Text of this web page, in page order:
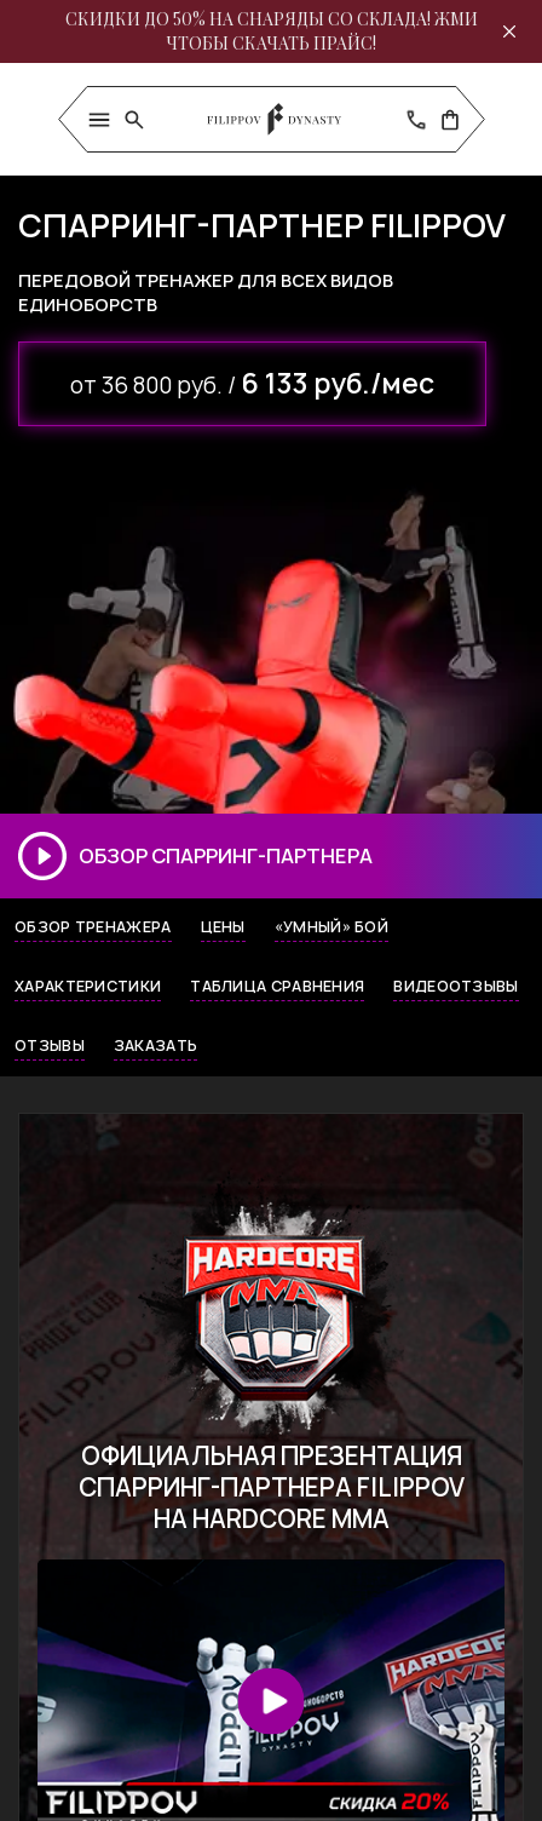
СКИДКИ ДО 50% НА СНАРЯДЫ СО СКЛАДА! ЖМИ
ЧТОБЫ СКАЧАТЬ ПРАЙС!
CПАРРИНГ-ПАРТНЕР FILIPPOV
ПЕРЕДОВОЙ ТРЕНАЖЕР ДЛЯ ВСЕХ ВИДОВ
ЕДИНОБОРСТВ
от 36 800 руб. / 6 133 руб./мес
ОБЗОР СПАРРИНГ-ПАРТНЕРА
ОБЗОР ТРЕНАЖЕРА ЦЕНЫ «УМНЫЙ» БОЙ
ХАРАКТЕРИСТИКИ ТАБЛИЦА СРАВНЕНИЯ ВИДЕООТЗЫВЫ
ОТЗЫВЫ ЗАКАЗАТЬ
ОФИЦИАЛЬНАЯ ПРЕЗЕНТАЦИЯ
СПАРРИНГ-ПАРТНЕРА FILIPPOV
НА HARDCORE MMA